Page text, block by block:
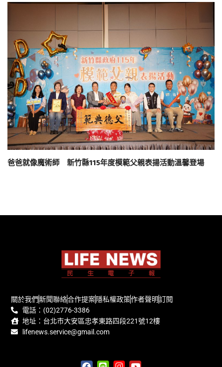
爸爸就像魔術師 新竹縣115年度模範父親表揚活動溫馨登場
關於我們新聞聯絡合作提案隱私權政策作者聲明訂閱
電話：(02)2776-3386
地址：台北市大安區忠孝東路四段221號12樓
lifenews.service@gmail.com